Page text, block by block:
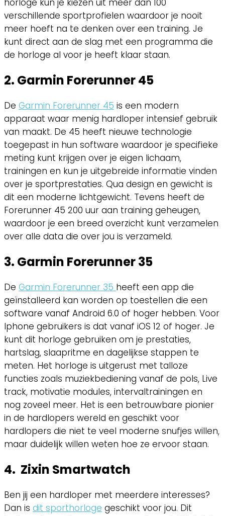
horloge kun je kiezen uit meer dan 100
verschillende sportprofielen waardoor je nooit
meer hoeft na te denken over een training. Je
kunt direct aan de slag met een programma die
de horloge al voor je heeft klaar staan.
2. Garmin Forerunner 45
De Garmin Forerunner 45 is een modern
apparaat waar menig hardloper intensief gebruik
van maakt. De 45 heeft nieuwe technologie
toegepast in hun software waardoor je specifieke
meting kunt krijgen over je eigen lichaam,
trainingen en kun je uitgebreide informatie vinden
over je sportprestaties. Qua design en gewicht is
dit een moderne lichtgewicht. Tevens heeft de
Forerunner 45 200 uur aan training geheugen,
waardoor je een breed overzicht kunt verzamelen
over alle data die over jou is verzameld.
3. Garmin Forerunner 35
De Garmin Forerunner 35 heeft een app die
geïnstalleerd kan worden op toestellen die een
software vanaf Android 6.0 of hoger hebben. Voor
Iphone gebruikers is dat vanaf iOS 12 of hoger. Je
kunt dit horloge gebruiken om je prestaties,
hartslag, slaapritme en dagelijkse stappen te
meten. Het horloge is uitgerust met talloze
functies zoals muziekbediening vanaf de pols, Live
track, motivatie modules, intervaltrainingen en
nog zoveel meer. Het is een betrouwbare pionier
in de hardlopers wereld en geschikt voor
hardlopers die niet te veel moderne snufjes willen,
maar duidelijk willen weten hoe ze ervoor staan.
4. Zixin Smartwatch
Ben jij een hardloper met meerdere interesses?
Dan is dit sporthorloge geschikt voor jou. Dit